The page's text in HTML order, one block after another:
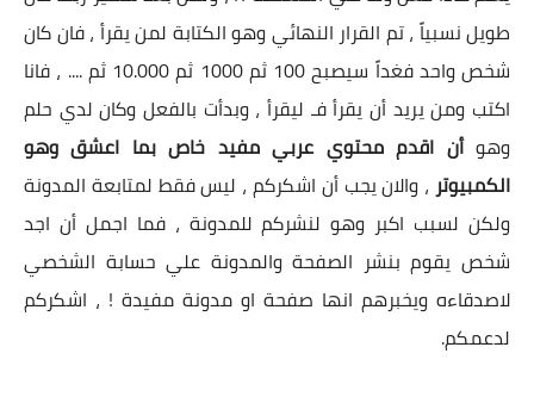
طويل نسبياً ، تم القرار النهائي وهو الكتابة لمن يقرأ ، فان كان
شخص واحد فغداً سيصبح 100 ثم 1000 ثم 10.000 ثم .... ، فانا
اكتب ومن يريد أن يقرأ فـ ليقرأ ، وبدأت بالفعل وكان لدي حلم
وهوأن اقدم محتوي عربي مفيد خاص بما اعشق وهو
الكمبيوتر ، والان يجب أن اشكركم ، ليس فقط لمتابعة المدونة
ولكن لسبب اكبر وهو لنشركم للمدونة ، فما اجمل أن اجد
شخص يقوم بنشر الصفحة والمدونة علي حسابة الشخصي
لاصدقاءه ويخبرهم انها صفحة او مدونة مفيدة ! ، اشكركم
لدعمكم.